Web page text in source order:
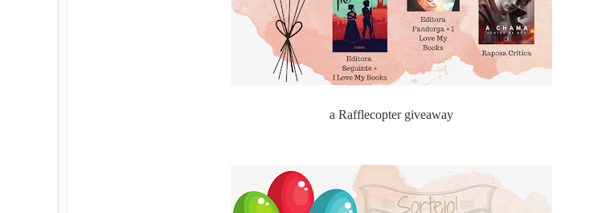
a Rafflecopter giveaway